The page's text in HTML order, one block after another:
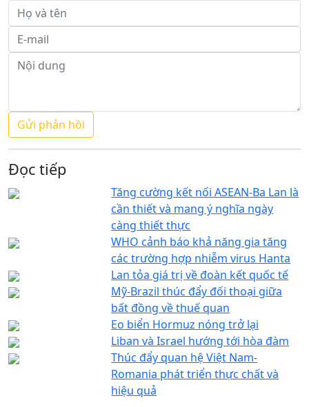
Đọc tiếp
Tăng cường kết nối ASEAN-Ba Lan là
cần thiết và mang ý nghĩa ngày
càng thiết thực
WHO cảnh báo khả năng gia tăng
các trường hợp nhiễm virus Hanta
Lan tỏa giá trị về đoàn kết quốc tế
Mỹ-Brazil thúc đẩy đối thoại giữa
bất đồng về thuế quan
Eo biển Hormuz nóng trở lại
Liban và Israel hướng tới hòa đàm
Thúc đẩy quan hệ Việt Nam-
Romania phát triển thực chất và
hiệu quả